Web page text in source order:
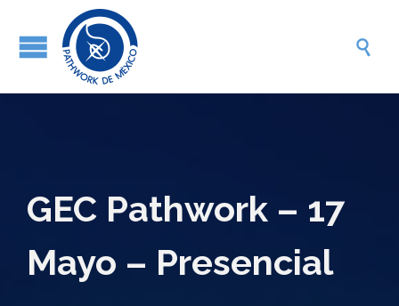

GEC Pathwork – 17
Mayo – Presencial